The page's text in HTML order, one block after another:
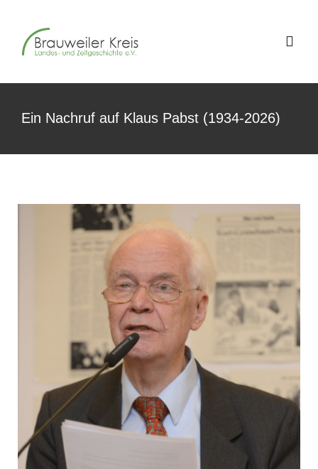
Inhalt
springen
Schriftenreihe
Ein Nachruf auf Klaus Pabst (1934-2026)